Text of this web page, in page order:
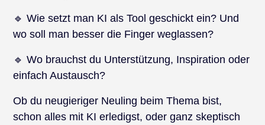
🔹 Wie setzt man KI als Tool geschickt ein? Und
wo soll man besser die Finger weglassen?
🔹 Wo brauchst du Unterstützung, Inspiration oder
einfach Austausch?
Ob du neugieriger Neuling beim Thema bist,
schon alles mit KI erledigst, oder ganz skeptisch